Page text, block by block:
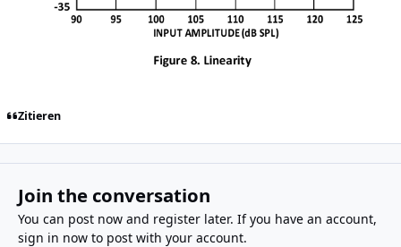
Zitieren
Join the conversation
You can post now and register later. If you have an account,
sign in nowto post with your account.